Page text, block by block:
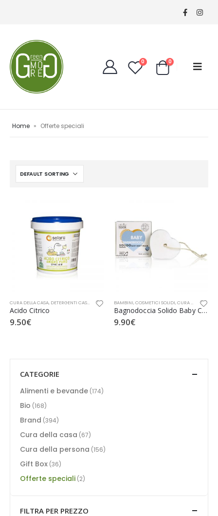
0 0
Home » Offerte speciali
CURA DELLA CASA, DETERGENTI CASA OFFERTE SPECIALI,OFFICINA NATURAE
Acido Citrico
9.50€
BAMBINI,COSMETICI SOLIDI,CURA DELLA PERSONA
Bagnodoccia Solido Baby CO.SO.
9.90€
CATEGORIE
Alimenti e bevande (174)
Bio (168)
Brand (394)
Cura della casa (67)
Cura della persona (156)
Gift Box (36)
Offerte speciali (2)
FILTRA PER PREZZO